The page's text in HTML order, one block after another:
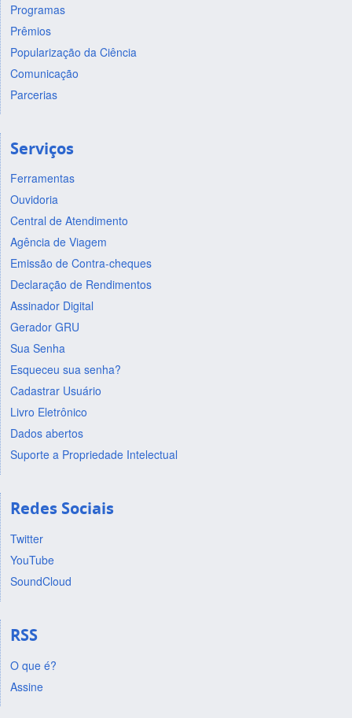
Programas
Prêmios
Popularização da Ciência
Comunicação
Parcerias
Serviços
Ferramentas
Ouvidoria
Central de Atendimento
Agência de Viagem
Emissão de Contra-cheques
Declaração de Rendimentos
Assinador Digital
Gerador GRU
Sua Senha
Esqueceu sua senha?
Cadastrar Usuário
Livro Eletrônico
Dados abertos
Suporte a Propriedade Intelectual
Redes Sociais
Twitter
YouTube
SoundCloud
RSS
O que é?
Assine